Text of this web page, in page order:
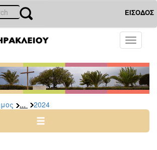
ΕΙΣΟΔΟΣ
Toggle
... 2024